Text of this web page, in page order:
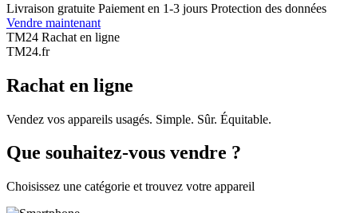
Livraison gratuite Paiement en 1-3 jours Protection des données
Vendre maintenant
TM24 Rachat en ligne
TM24.fr
Rachat en ligne
Vendez vos appareils usagés. Simple. Sûr. Équitable.
Que souhaitez-vous vendre ?
Choisissez une catégorie et trouvez votre appareil